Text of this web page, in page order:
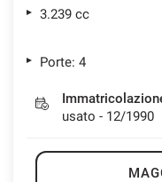
3.239 cc
Porte: 4
usato - 12/1990